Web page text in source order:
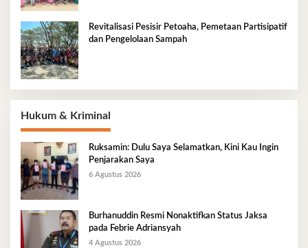
Revitalisasi Pesisir Petoaha, Pemetaan Partisipatif
dan Pengelolaan Sampah
Hukum & Kriminal
Ruksamin: Dulu Saya Selamatkan, Kini Kau Ingin
Penjarakan Saya
6 Agustus 2026
Burhanuddin Resmi Nonaktifkan Status Jaksa
pada Febrie Adriansyah
4 Agustus 2026